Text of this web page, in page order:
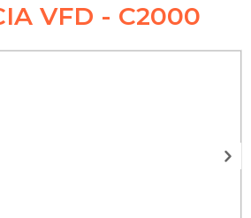
VFD - C2000